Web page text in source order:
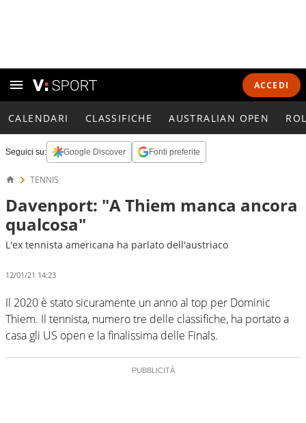
ACCEDI
CALENDARI CLASSIFICHE AUSTRALIAN OPEN
Seguici su: Google Discover Fonti preferite
TENNIS
Davenport: "A Thiem manca ancora
qualcosa"
L'ex tennista americana ha parlato dell'austriaco
12/01/21 14:23
Il 2020 è stato sicuramente un anno al top per Dominic
Thiem. Il tennista, numero tre delle classifiche, ha portato a
casa gli US open e la finalissima delle Finals.